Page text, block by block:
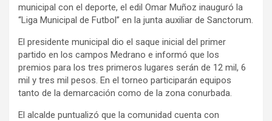
municipal con el deporte, el edil Omar Muñoz inauguró la
“Liga Municipal de Futbol” en la junta auxiliar de Sanctorum.
El presidente municipal dio el saque inicial del primer
partido en los campos Medrano e informó que los
premios para los tres primeros lugares serán de 12 mil, 6
mil y tres mil pesos. En el torneo participarán equipos
tanto de la demarcación como de la zona conurbada.
El alcalde puntualizó que la comunidad cuenta con